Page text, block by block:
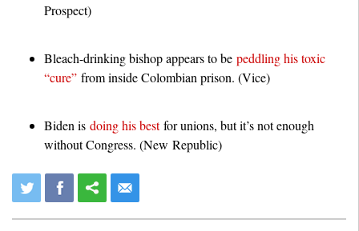
Prospect)
Bleach-drinking bishop appears to be peddling his toxic
“cure” from inside Colombian prison. (Vice)
Biden is doing his bestfor unions, but it’s not enough
without Congress. (New Republic)